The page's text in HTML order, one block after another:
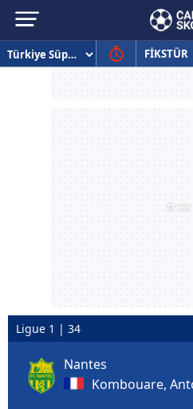
FİKSTÜR
Ligue 1 | 34
Nantes
Kombouare,